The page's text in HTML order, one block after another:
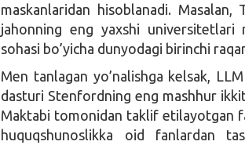
maskanlaridan hisoblanadi.
jahonning eng yaxshi
sohasi bo’yicha dunyodagi birinchi
Men tanlagan yo’nalishga kelsak,
dasturi Stenfordning eng mashhur
Maktabi tomonidan taklif etilayotgan
huquqshunoslikka oid fanlardan